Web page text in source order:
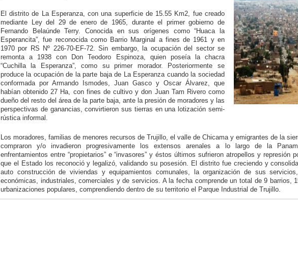
El distrito de La Esperanza, con una superficie de 15.55 Km2, fue creado
mediante Ley del 29 de enero de 1965, durante el primer gobierno de
Fernando Belaúnde Terry. Conocida en sus orígenes como “Huaca la
Esperancita”, fue reconocida como Barrio Marginal a fines de 1961 y en
1970 por RS Nº 226-70-EF-72. Sin embargo, la ocupación del sector se
remonta a 1938 con Don Teodoro Espinoza, quien poseía la chacra
“Cuchilla la Esperanza”, como su primer morador. Posteriormente se
produce la ocupación de la parte baja de La Esperanza cuando la sociedad
conformada por Armando Ismodes, Juan Gasco y Oscar Álvarez, que
habían obtenido 27 Ha, con fines de cultivo y don Juan Tam Rivero como
dueño del resto del área de la parte baja, ante la presión de moradores y las
perspectivas de ganancias, convirtieron sus tierras en una lotización semi-
rústica informal.
Los moradores, familias de menores recursos de Trujillo, el valle de Chicama y emigrantes de la
compraron y/o invadieron progresivamente los extensos arenales a lo largo de la
enfrentamientos entre “propietarios” e “invasores” y éstos últimos sufrieron atropellos y represión
que el Estado los reconoció y legalizó, validando su posesión. El distrito fue creciendo y
auto construcción de viviendas y equipamientos comunales, la organización de sus
económicas, industriales, comerciales y de servicios. A la fecha comprende un total de 9 barrios,
urbanizaciones populares, comprendiendo dentro de su territorio el Parque Industrial de Trujillo.